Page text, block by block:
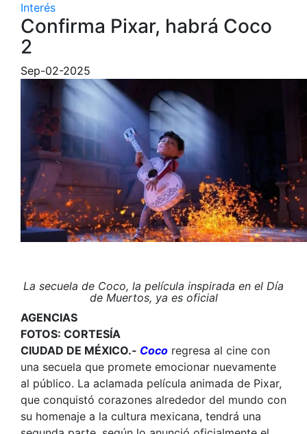
Interés
Confirma Pixar, habrá Coco
2
Sep-02-2025
La secuela de Coco, la película inspirada en el Día
de Muertos, ya es oficial
AGENCIAS
FOTOS: CORTESÍA
CIUDAD DE MÉXICO.- Coco regresa al cine con
una secuela que promete emocionar nuevamente
al público. La aclamada película animada de Pixar,
que conquistó corazones alrededor del mundo con
su homenaje a la cultura mexicana, tendrá una